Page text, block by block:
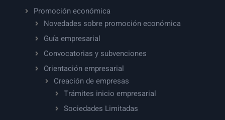
Promoción económica
Novedades sobre promoción económica
Guía empresarial
Convocatorias y subvenciones
Orientación empresarial
Creación de empresas
Trámites inicio empresarial
Sociedades Limitadas